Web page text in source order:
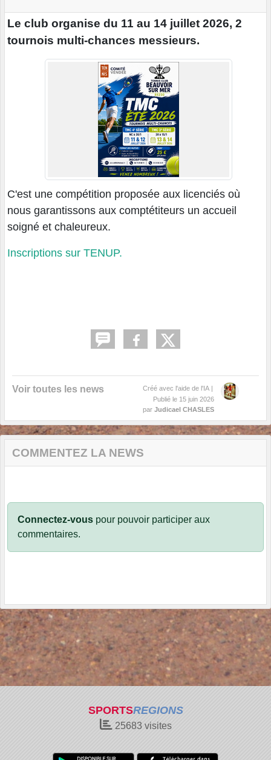
Le club organise du 11 au 14 juillet 2026, 2
tournois multi-chances messieurs.
C'est une compétition proposée aux licenciés où
nous garantissons aux comptétiteurs un accueil
soigné et chaleureux.
Inscriptions sur TENUP.
Voir toutes les news Créé avec l'aide de l'IA |
Publié le 15 juin 2026
par Judicael CHASLES
COMMENTEZ LA NEWS
Connectez-vous pour pouvoir participer aux
commentaires.
SPORTSREGIONS
25683visites